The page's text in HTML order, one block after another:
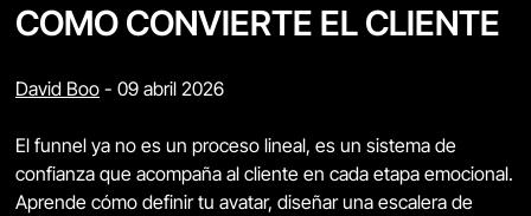
COMO CONVIERTE EL CLIENTE
David Boo - 09 abril 2026
El funnel ya no es un proceso lineal, es un sistema de
confianza que acompaña al cliente en cada etapa emocional.
Aprende cómo definir tu avatar, diseñar una escalera de